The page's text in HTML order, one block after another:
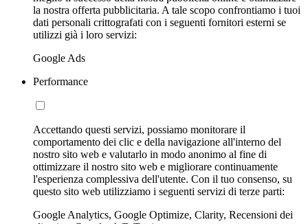
la nostra offerta pubblicitaria. A tale scopo confrontiamo i tuoi
dati personali crittografati con i seguenti fornitori esterni se
utilizzi già i loro servizi:
Google Ads
Performance
Accettando questi servizi, possiamo monitorare il
comportamento dei clic e della navigazione all'interno del
nostro sito web e valutarlo in modo anonimo al fine di
ottimizzare il nostro sito web e migliorare continuamente
l'esperienza complessiva dell'utente. Con il tuo consenso, su
questo sito web utilizziamo i seguenti servizi di terze parti:
Google Analytics, Google Optimize, Clarity, Recensioni dei